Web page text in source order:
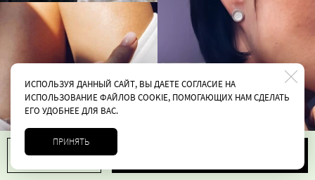
1
ИСПОЛЬЗУЯ ДАННЫЙ САЙТ, ВЫ ДАЕТЕ СОГЛАСИЕ НА
ИСПОЛЬЗОВАНИЕ ФАЙЛОВ COOKIE, ПОМОГАЮЩИХ НАМ СДЕЛАТЬ
ЕГО УДОБНЕЕ ДЛЯ ВАС.
ПРИНЯТЬ